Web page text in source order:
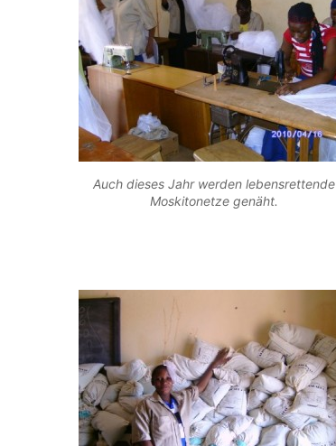
Auch dieses Jahr werden lebensrettende
Moskitonetze genäht.